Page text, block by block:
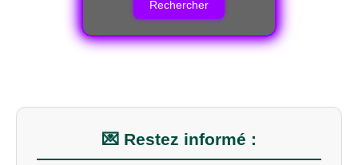
c
m
o
💌 Restez informé :